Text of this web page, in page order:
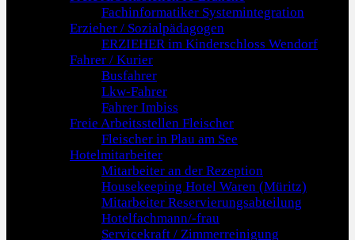
Fachinformatiker Systemintegration
Erzieher / Sozialpädagogen
ERZIEHER im Kinderschloss Wendorf
Fahrer / Kurier
Busfahrer
Lkw-Fahrer
Fahrer Imbiss
Freie Arbeitsstellen Fleischer
Fleischer in Plau am See
Hotelmitarbeiter
Mitarbeiter an der Rezeption
Housekeeping Hotel Waren (Müritz)
Mitarbeiter Reservierungsabteilung
Hotelfachmann/-frau
Servicekraft / Zimmerreinigung